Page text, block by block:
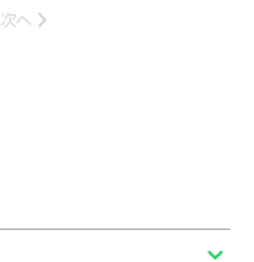
次へ